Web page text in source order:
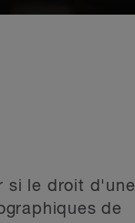
si le droit d'une
de